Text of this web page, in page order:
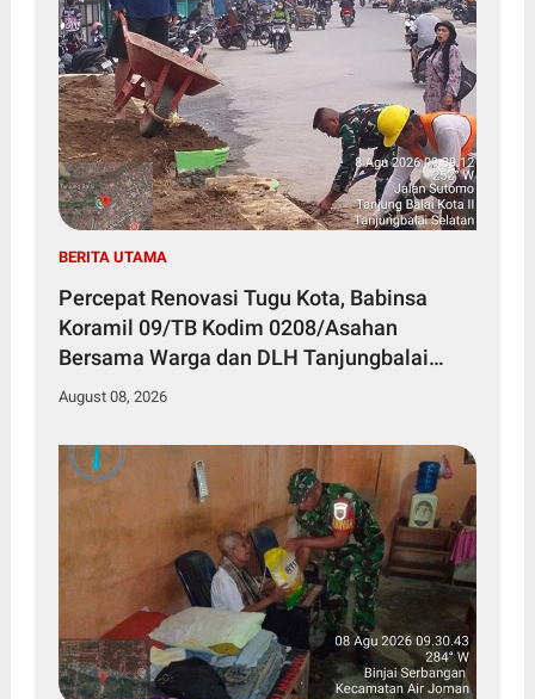
BERITA UTAMA
Percepat Renovasi Tugu Kota, Babinsa
Koramil 09/TB Kodim 0208/Asahan
Bersama Warga dan DLH Tanjungbalai
Gelar Gotong Royong
August 08, 2026